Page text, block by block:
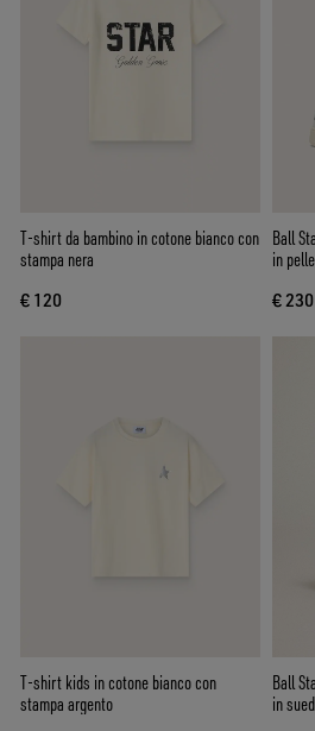
T-shirt da bambino in cotone bianco con
stampa nera
€ 120
Ball
in
€ 230
T-shirt kids in cotone bianco con
stampa argento
Ball
in